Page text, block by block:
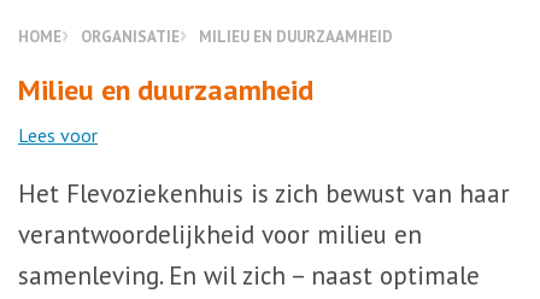
HOME ORGANISATIE MILIEU EN DUURZAAMHEID
Milieu en duurzaamheid
Lees voor
Het Flevoziekenhuis is zich bewust van haar
verantwoordelijkheid voor milieu en
samenleving. En wil zich – naast optimale